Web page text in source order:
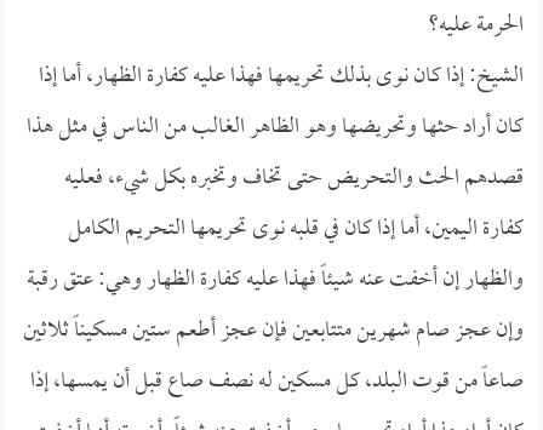
الحرمة عليه؟
الشيخ: إذا كان نوى بذلك تحريمها فهذا عليه كفارة الظهار، أما إذا
كان أراد حثها وتحريضها وهو الظاهر الغالب من الناس في مثل هذا
قصدهم الحث والتحريض حتى تخاف وتخبره بكل شيء، فعليه
كفارة اليمين، أما إذا كان في قلبه نوى تحريمها التحريم الكامل
والظهار إن أخفت عنه شيئاً فهذا عليه كفارة الظهار وهي: عتق رقبة
وإن عجز صام شهرين متتابعين فإن عجز أطعم ستين مسكيناً ثلاثين
صاعاً من قوت البلد، كل مسكين له نصف صاع قبل أن يمسها، إذا